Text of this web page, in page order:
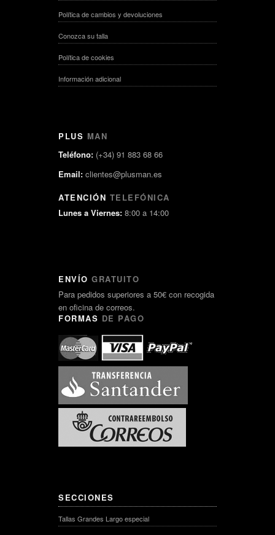
Política de cambios y devoluciones
Conozca su talla
Política de cookies
Información adicional
PLUS MAN
Teléfono: (+34) 91 883 68 66
Email: clientes@plusman.es
ATENCIÓN TELEFÓNICA
Lunes a Viernes: 8:00 a 14:00
ENVÍO GRATUITO
Para pedidos superiores a 50€ con recogida
en oficina de correos.
FORMAS DE PAGO
SECCIONES
Tallas Grandes Largo especial